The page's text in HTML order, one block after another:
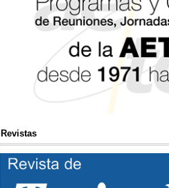
Revistas